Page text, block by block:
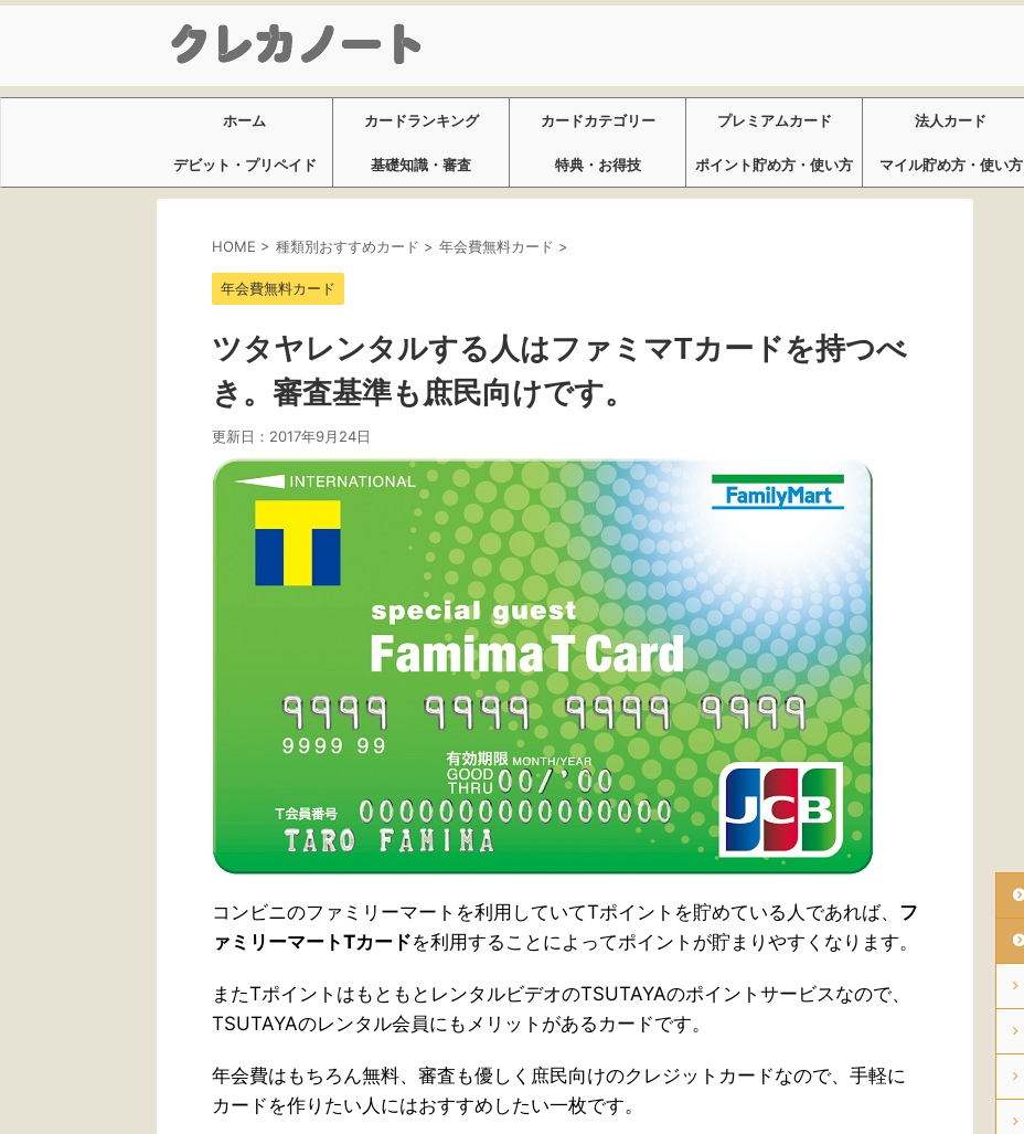
ホーム カードランキング カードカテゴリー プレミアムカード 法人カード
デビット・プリペイド 基礎知識・審査 特典・お得技 ポイント貯め方・使い方 マイル貯め方・使い方
HOME > 種類別おすすめカード > 年会費無料カード >
年会費無料カード
ツタヤレンタルする人はファミマTカードを持つべ
き。審査基準も庶民向けです。
更新日： 2017年9月24日
コンビニのファミリーマートを利用していてTポイントを貯めている人であれば、 フ
ァミリーマートTカードを利用することによってポイントが貯まりやすくなります。
またTポイントはもともとレンタルビデオのTSUTAYAのポイントサービスなので、
TSUTAYAのレンタル会員にもメリットがあるカードです。
年会費はもちろん無料、審査も優しく庶民向けのクレジットカードなので、手軽に
カードを作りたい人にはおすすめしたい一枚です。